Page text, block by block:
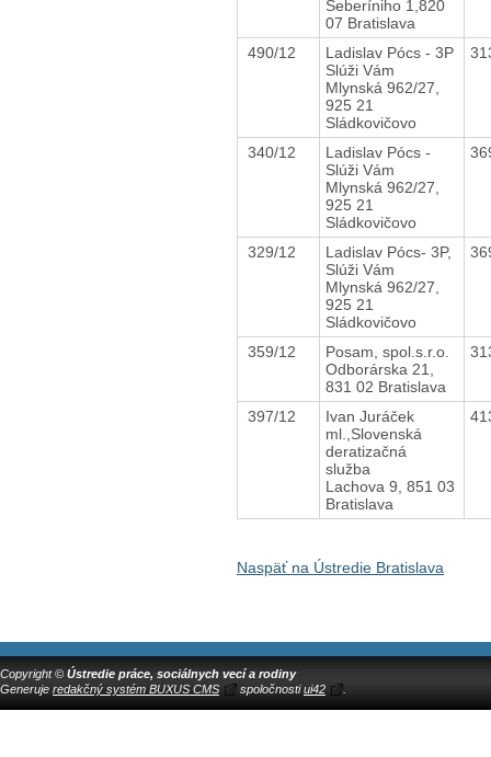
Seberíniho 1,820
07 Bratislava
490/12
Ladislav Pócs - 3P
Slúži Vám
Mlynská 962/27,
925 21
Sládkovičovo
340/12
Ladislav Pócs -
Slúži Vám
Mlynská 962/27,
925 21
Sládkovičovo
329/12
Ladislav Pócs- 3P,
Slúži Vám
Mlynská 962/27,
925 21
Sládkovičovo
359/12
Posam, spol.s.r.o.
Odborárska 21,
831 02 Bratislava
397/12
Ivan Juráček
ml.,Slovenská
deratizačná
služba
Lachova 9, 851 03
Bratislava
Naspäť na Ústredie Bratislava
Copyright © Ústredie práce, sociálnych vecí a rodiny
Generuje redakčný systém BUXUS CMS spoločnostiui42